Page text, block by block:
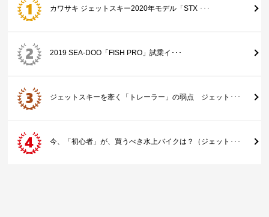
カワサキ ジェットスキー2020年モデル「STX ･･･
2019 SEA-DOO「FISH PRO」試乗イ･･･
ジェットスキーを牽く「トレーラー」の弱点 ジェット･･･
今、「初心者」が、買うべき水上バイクは？（ジェット･･･